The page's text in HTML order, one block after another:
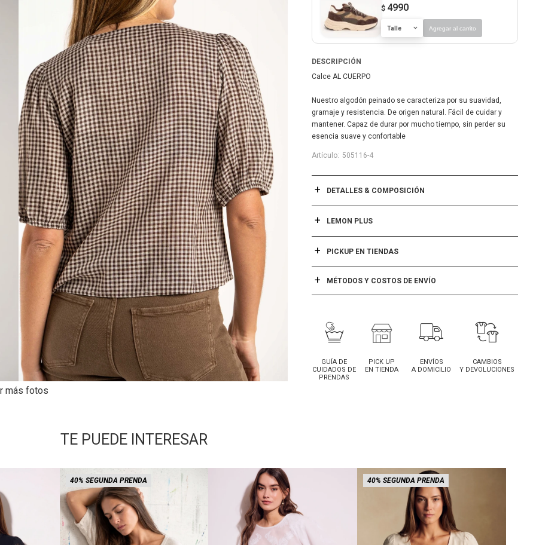
más fotos
$ 4990
Talle Agregar al carrito
DESCRIPCIÓN
Calce AL CUERPO
Nuestro algodón peinado se caracteriza por su suavidad,
gramaje y resistencia. De origen natural. Fácil de cuidar y
mantener. Capaz de durar por mucho tiempo, sin perder su
esencia suave y confortable
505116-4
DETALLES & COMPOSICIÓN
LEMON PLUS
PICKUP EN TIENDAS
MÉTODOS Y COSTOS DE ENVÍO
GUÍA DE
CUIDADOS DE
PRENDAS
PICK UP
EN TIENDA
ENVÍOS
A DOMICILIO
CAMBIOS
Y DEVOLUCIONES
TE PUEDE INTERESAR
40% SEGUNDA PRENDA 40% SEGUNDA PRENDA